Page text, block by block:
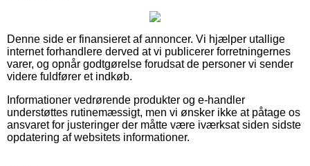
Denne side er finansieret af annoncer. Vi hjælper utallige
internet forhandlere derved at vi publicerer forretningernes
varer, og opnår godtgørelse forudsat de personer vi sender
videre fuldfører et indkøb.
Informationer vedrørende produkter og e-handler
understøttes rutinemæssigt, men vi ønsker ikke at påtage os
ansvaret for justeringer der måtte være iværksat siden sidste
opdatering af websitets informationer.